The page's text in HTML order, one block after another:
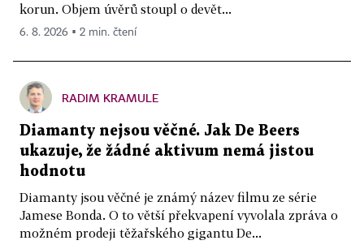
korun. Objem úvěrů stoupl o devět...
6. 8. 2026 ▪ 2 min. čtení
RADIM KRAMULE
Diamanty nejsou věčné. Jak De Beers
ukazuje, že žádné aktivum nemá jistou
hodnotu
Diamanty jsou věčné je známý název filmu ze série
Jamese Bonda. O to větší překvapení vyvolala zpráva o
možném prodeji těžařského gigantu De...